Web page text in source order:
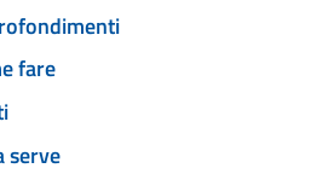
fare
serve